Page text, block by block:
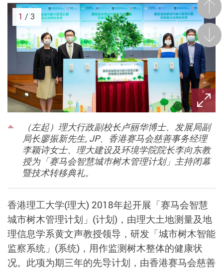
前
（左起）理大行政副校长卢丽华博士、发展局副
局长廖振新先生, JP、香港赛马会慈善事务经理
李颖诗女士、理大建设及环境学院院长李向东教
授为「赛马会智慧城巿树木管理计划」主持闭幕
暨技术转移典礼。
后一
1 / 3
香港理工大学(理大) 2018年起开展「赛马会智慧
城市树木管理计划」(计划)，由理大土地测量及地
理信息学系黄文声教授领导，研发「城市树木智能
监察系统」(系统)，用作监测树木整体的健康状
况。此项为期三年的先导计划，由香港赛马会慈善